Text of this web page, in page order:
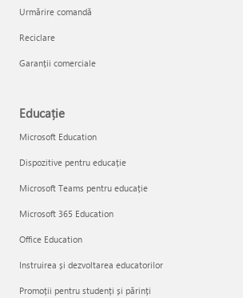
Urmărire comandă
Reciclare
Garanții comerciale
Educație
Microsoft Education
Dispozitive pentru educație
Microsoft Teams pentru educație
Microsoft 365 Education
Office Education
Instruirea și dezvoltarea educatorilor
Promoții pentru studenți și părinți